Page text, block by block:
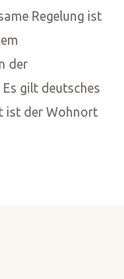
Regelung ist
der
gilt deutsches
ist der Wohnort